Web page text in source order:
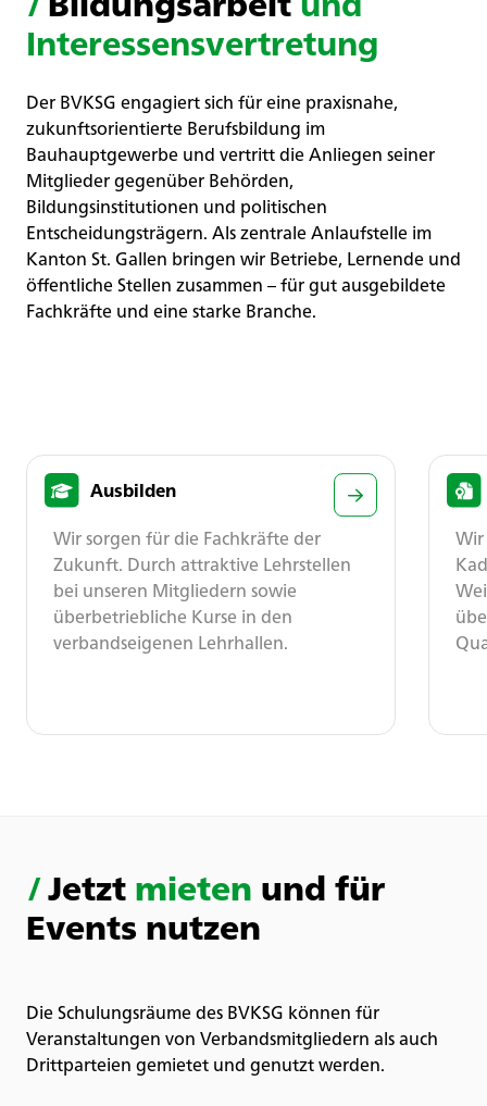
Interessensvertretung
Der BVKSG engagiert sich für eine praxisnahe,
zukunftsorientierte Berufsbildung im
Bauhauptgewerbe und vertritt die Anliegen seiner
Mitglieder gegenüber Behörden,
Bildungsinstitutionen und politischen
Entscheidungsträgern. Als zentrale Anlaufstelle im
Kanton St. Gallen bringen wir Betriebe, Lernende und
öffentliche Stellen zusammen – für gut ausgebildete
Fachkräfte und eine starke Branche.
Ausbilden
Wir sorgen für die Fachkräfte der
Zukunft. Durch attraktive Lehrstellen
bei unseren Mitgliedern sowie
überbetriebliche Kurse in den
verbandseigenen Lehrhallen.
/Jetztmietenund für
Events nutzen
Die Schulungsräume des BVKSG können für
Veranstaltungen von Verbandsmitgliedern als auch
Drittparteien gemietet und genutzt werden.